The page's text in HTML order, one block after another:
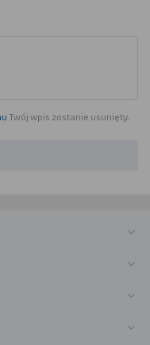
Twój wpis zostanie usunięty.